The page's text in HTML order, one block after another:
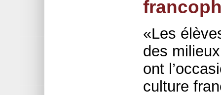
«Les
des
ont
culture